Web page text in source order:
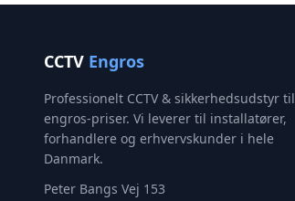
CCTV Engros
Professionelt CCTV & sikkerhedsudstyr til
engros-priser. Vi leverer til installatører,
forhandlere og erhvervskunder i hele
Danmark.
Peter Bangs Vej 153